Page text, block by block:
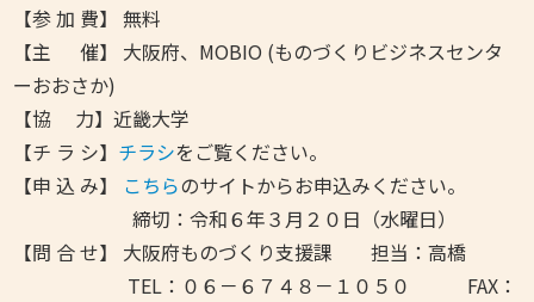
【参 加 費】 無料
【主 催】 大阪府、MOBIO (ものづくりビジネスセンタ
ーおおさか)
【協 力】近畿大学
【チ ラ シ】 チラシをご覧ください。
【申 込 み】 こちらのサイトからお申込みください。
締切：令和６年３月２０日（水曜日）
【問 合 せ】 大阪府ものづくり支援課 担当：高橋
TEL：０６－６７４８－１０５０ FAX：